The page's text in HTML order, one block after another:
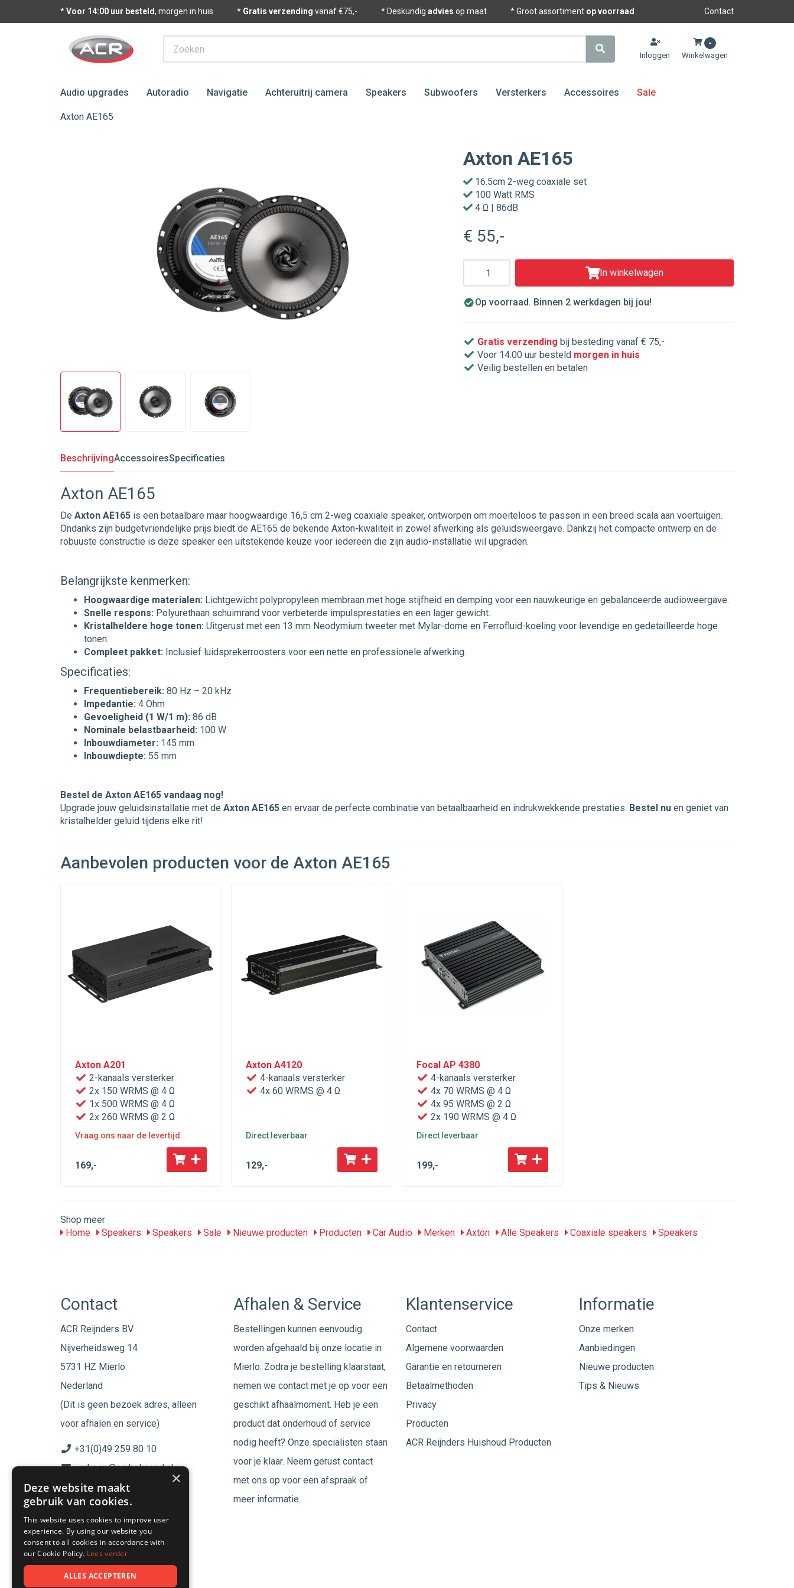
* Voor 14:00 uur besteld, morgen in huis * Gratis verzending vanaf €75,- * Deskundig advies op maat * Groot assortiment op voorraad Contact
Zoeken
Inloggen
-
Winkelwagen
Audio upgrades Autoradio Navigatie Achteruitrij camera Speakers Subwoofers Versterkers Accessoires Sale
Axton AE165
Axton AE165
16.5cm 2-weg coaxiale set
100 Watt RMS
4 Ω | 86dB
€ 55,-
Aantal
In winkelwagen
Op voorraad. Binnen 2 werkdagen bij jou!
Gratis verzending bij besteding vanaf € 75,-
Voor 14:00 uur besteld morgen in huis
Veilig bestellen en betalen
BeschrijvingAccessoiresSpecificaties
Axton AE165
De Axton AE165 is een betaalbare maar hoogwaardige 16,5 cm 2-weg coaxiale speaker, ontworpen om moeiteloos te passen in een breed scala aan voertuigen.
Ondanks zijn budgetvriendelijke prijs biedt de AE165 de bekende Axton-kwaliteit in zowel afwerking als geluidsweergave. Dankzij het compacte ontwerp en de
robuuste constructie is deze speaker een uitstekende keuze voor iedereen die zijn audio-installatie wil upgraden.
Belangrijkste kenmerken:
Hoogwaardige materialen: Lichtgewicht polypropyleen membraan met hoge stijfheid en demping voor een nauwkeurige en gebalanceerde audioweergave.
Snelle respons: Polyurethaan schuimrand voor verbeterde impulsprestaties en een lager gewicht.
Kristalheldere hoge tonen: Uitgerust met een 13 mm Neodymium tweeter met Mylar-dome en Ferrofluid-koeling voor levendige en gedetailleerde hoge
tonen.
Compleet pakket: Inclusief luidsprekerroosters voor een nette en professionele afwerking.
Specificaties:
Frequentiebereik: 80 Hz – 20 kHz
Impedantie: 4 Ohm
Gevoeligheid (1 W/1 m): 86 dB
Nominale belastbaarheid: 100 W
Inbouwdiameter: 145 mm
Inbouwdiepte: 55 mm
Bestel de Axton AE165 vandaag nog!
Upgrade jouw geluidsinstallatie met de Axton AE165 en ervaar de perfecte combinatie van betaalbaarheid en indrukwekkende prestaties. Bestel nu en geniet van
kristalhelder geluid tijdens elke rit!
Aanbevolen producten voor de Axton AE165
Axton A201
2-kanaals versterker
2x 150 WRMS @ 4 Ω
1x 500 WRMS @ 4 Ω
2x 260 WRMS @ 2 Ω
Vraag ons naar de levertijd
169,-
Axton A4120
4-kanaals versterker
4x 60 WRMS @ 4 Ω
Direct leverbaar
129,-
Focal AP 4380
4-kanaals versterker
4x 70 WRMS @ 4 Ω
4x 95 WRMS @ 2 Ω
2x 190 WRMS @ 4 Ω
Direct leverbaar
199,-
Shop meer
Home
Speakers Speakers Sale Nieuwe producten Producten Car Audio Merken Axton Alle Speakers Coaxiale speakers Speakers
Contact
ACR Reijnders BV
Nijverheidsweg 14
5731 HZ Mierlo
Nederland
(Dit is geen bezoek adres, alleen
voor afhalen en service)
+31(0)49 259 80 10
verkoop@acrhelmond.nl
KvK nummer: 17025674
Volg ons op
Afhalen & Service
Bestellingen kunnen eenvoudig
worden afgehaald bij onze locatie in
Mierlo. Zodra je bestelling klaarstaat,
nemen we contact met je op voor een
geschikt afhaalmoment. Heb je een
product dat onderhoud of service
nodig heeft? Onze specialisten staan
voor je klaar. Neem gerust contact
met ons op voor een afspraak of
meer informatie.
Klantenservice
Contact
Algemene voorwaarden
Garantie en retourneren
Betaalmethoden
Privacy
Producten
ACR Reijnders Huishoud Producten
Informatie
Onze merken
Aanbiedingen
Nieuwe producten
Tips & Nieuws
×
Deze website maakt
gebruik van cookies.
This website uses cookies to improve user
experience. By using our website you
consent to all cookies in accordance with
our Cookie Policy. Lees verder
ALLES ACCEPTEREN